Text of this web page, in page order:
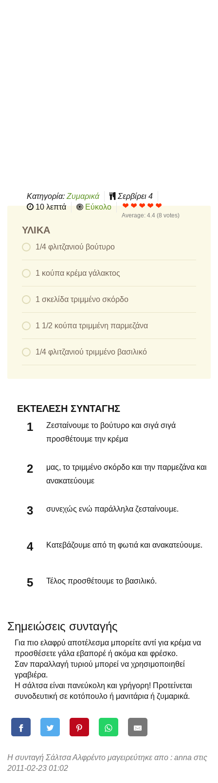
Κατηγορία: Ζυμαρικά Σερβίρει 4
10 λεπτά
Εύκολο
Average: 4.4 (8 votes)
ΥΛΙΚΆ
1/4 φλιτζανιού βούτυρο
1 κούπα κρέμα γάλακτος
1 σκελίδα τριμμένο σκόρδο
1 1/2 κούπα τριμμένη παρμεζάνα
1/4 φλιτζανιού τριμμένο βασιλικό
ΕΚΤΈΛΕΣΗ ΣΥΝΤΑΓΉΣ
Ζεσταίνουμε το βούτυρο και σιγά σιγά
προσθέτουμε την κρέμα
μας, το τριμμένο σκόρδο και την παρμεζάνα και
ανακατεύουμε
συνεχώς ενώ παράλληλα ζεσταίνουμε.
Κατεβάζουμε από τη φωτιά και ανακατεύουμε.
Τέλος προσθέτουμε το βασιλικό.
Σημειώσεις συνταγής
Για πιο ελαφρύ αποτέλεσμα μπορείτε αντί για κρέμα να
προσθέσετε γάλα εβαπορέ ή ακόμα και φρέσκο.
Σαν παραλλαγή τυριού μπορεί να χρησιμοποιηθεί
γραβιέρα.
Η σάλτσα είναι πανεύκολη και γρήγορη! Προτείνεται
συνοδευτική σε κοτόπουλο ή μανιτάρια ή ζυμαρικά.
Η συνταγή Σάλτσα Αλφρέντο μαγειρεύτηκε απο : anna στις
2011-02-23 01:02